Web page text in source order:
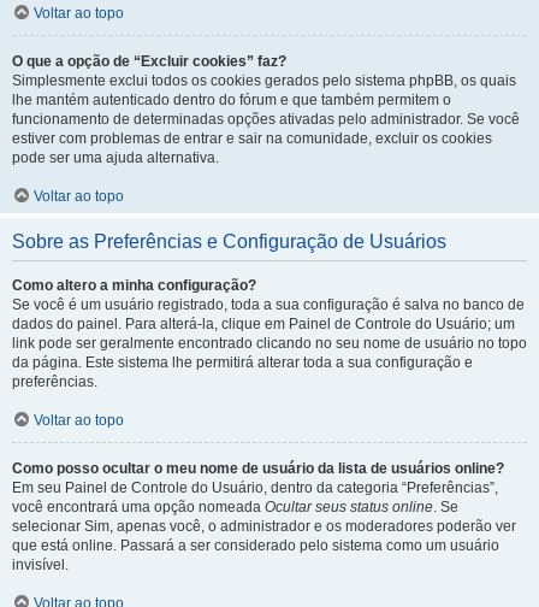
Voltar ao topo
O que a opção de “Excluir cookies” faz?
Simplesmente exclui todos os cookies gerados pelo sistema phpBB, os quais
lhe mantém autenticado dentro do fórum e que também permitem o
funcionamento de determinadas opções ativadas pelo administrador. Se você
estiver com problemas de entrar e sair na comunidade, excluir os cookies
pode ser uma ajuda alternativa.
Voltar ao topo
Sobre as Preferências e Configuração de Usuários
Como altero a minha configuração?
Se você é um usuário registrado, toda a sua configuração é salva no banco de
dados do painel. Para alterá-la, clique em Painel de Controle do Usuário; um
link pode ser geralmente encontrado clicando no seu nome de usuário no topo
da página. Este sistema lhe permitirá alterar toda a sua configuração e
preferências.
Voltar ao topo
Como posso ocultar o meu nome de usuário da lista de usuários online?
Em seu Painel de Controle do Usuário, dentro da categoria “Preferências”,
você encontrará uma opção nomeada Ocultar seus status online. Se
selecionar Sim, apenas você, o administrador e os moderadores poderão ver
que está online. Passará a ser considerado pelo sistema como um usuário
invisível.
Voltar ao topo